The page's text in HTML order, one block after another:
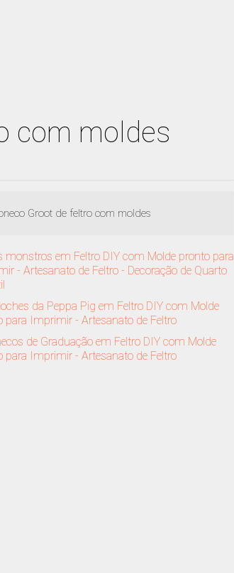
com moldes
Groot de feltro com moldes
monstros em Feltro DIY com Molde pronto para
- Artesanato de Feltro - Decoração de Quarto
da Peppa Pig em Feltro DIY com Molde
para Imprimir - Artesanato de Feltro
de Graduação em Feltro DIY com Molde
para Imprimir - Artesanato de Feltro